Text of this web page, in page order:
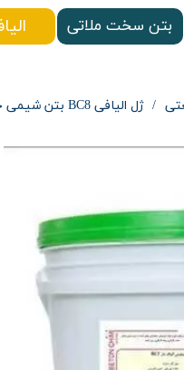
ژل الیافی BC8 بتن شیمی خاتم
بتن سخت ملاتی